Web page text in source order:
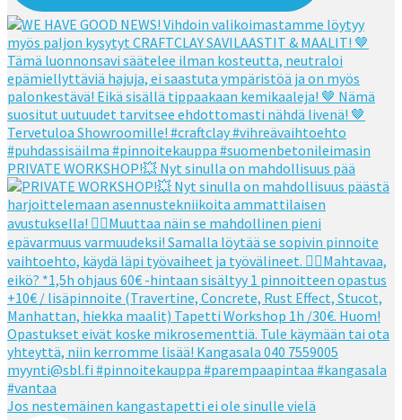
PRIVATE WORKSHOP!💥 Nyt sinulla on mahdollisuus pää
Jos nestemäinen kangastapetti ei ole sinulle vielä